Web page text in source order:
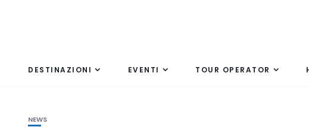
DESTINAZIONI EVENTI TOUR OPERATOR
NEWS